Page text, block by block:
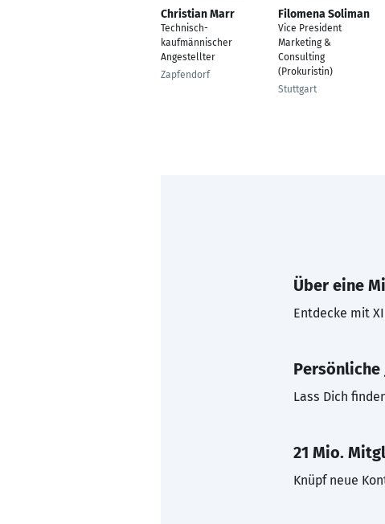
Christian Marr
Technisch-
kaufmännischer
Angestellter
Zapfendorf
Filomena Soliman
Vice President
Marketing &
Consulting
(Prokuristin)
Stuttgart
Über eine
Entdecke mit
Persönliche
Lass Dich
21 Mio.
Knüpf neue